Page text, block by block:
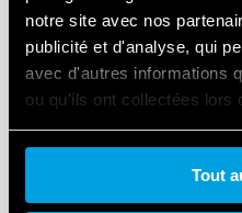
notre site avec nos
publicité et d'analyse, qui
avec d'autres informations
ou qu'ils ont collectées lors
services.
Tout